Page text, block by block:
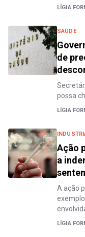
LÍGIA
SAÚDE
de
possa
LÍGIA
Ação
a
A ação
LÍGIA